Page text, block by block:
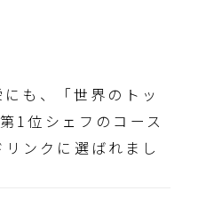
も、「世界のトッ
1位シェフのコース
ンクに選ばれまし